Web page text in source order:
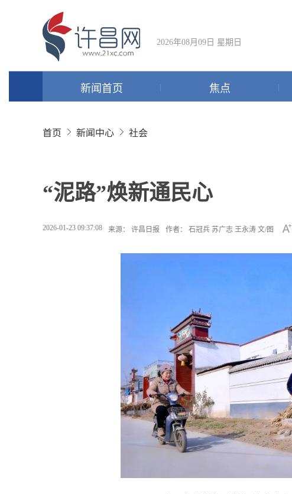
2026年08月09日 星期日
新闻首页 焦点
首页 新闻中心 社会
“泥路”焕新通民心
2026-01-23 09:37:08 来源： 许昌日报 作者： 石冠兵 苏广志 王永涛 文/图